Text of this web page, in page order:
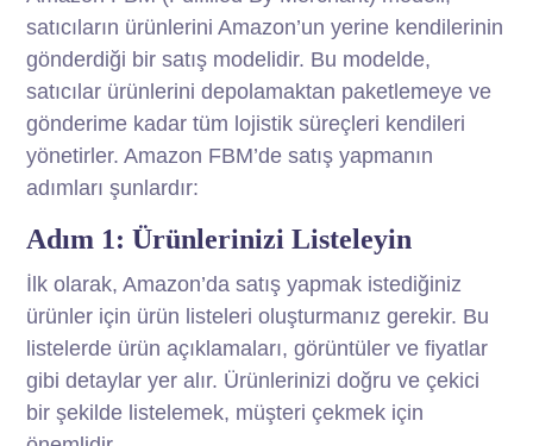
satıcıların ürünlerini Amazon’un yerine kendilerinin
gönderdiği bir satış modelidir. Bu modelde,
satıcılar ürünlerini depolamaktan paketlemeye ve
gönderime kadar tüm lojistik süreçleri kendileri
yönetirler. Amazon FBM’de satış yapmanın
adımları şunlardır:
Adım 1: Ürünlerinizi Listeleyin
İlk olarak, Amazon’da satış yapmak istediğiniz
ürünler için ürün listeleri oluşturmanız gerekir. Bu
listelerde ürün açıklamaları, görüntüler ve fiyatlar
gibi detaylar yer alır. Ürünlerinizi doğru ve çekici
bir şekilde listelemek, müşteri çekmek için